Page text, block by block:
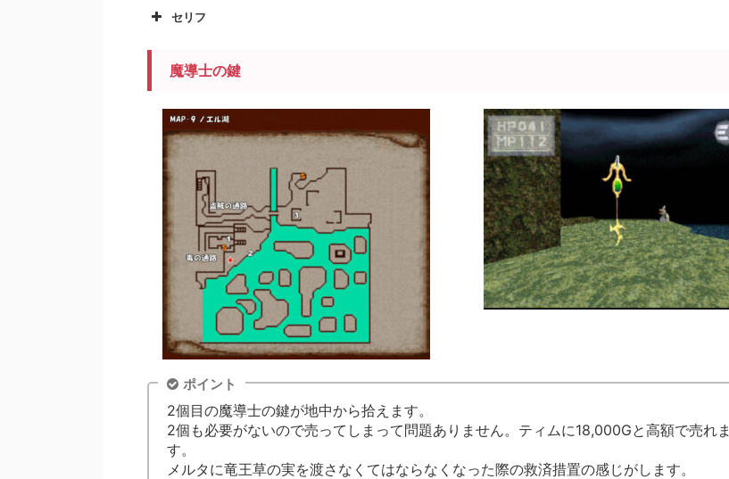
セリフ
魔導士の鍵
ポイント
2個目の魔導士の鍵が地中から拾えます。
2個も必要がないので売ってしまって問題ありません。ティムに18,000Gと高額で売れま
す。
メルタに竜王草の実を渡さなくてはならなくなった際の救済措置の感じがします。